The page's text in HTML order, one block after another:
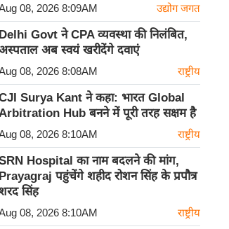
08, 2026 8:09AM उद्योग जगत
Delhi Govt ने CPA व्यवस्था की निलंबित,
अब स्वयं खरीदेंगे दवाएं
08, 2026 8:08AM राष्ट्रीय
Surya Kant ने कहा: भारत Global
Hub बनने में पूरी तरह सक्षम है
08, 2026 8:10AM राष्ट्रीय
Hospital का नाम बदलने की मांग,
Prayagraj पहुंचेंगे शहीद रोशन सिंह के प्रपौत्र
सिंह
08, 2026 8:10AM राष्ट्रीय